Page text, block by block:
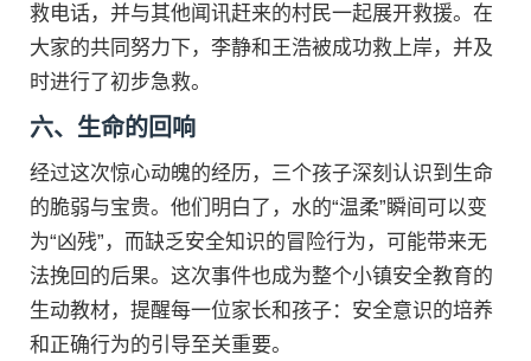
救电话，并与其他闻讯赶来的村民一起展开救援。在
大家的共同努力下，李静和王浩被成功救上岸，并及
时进行了初步急救。
六、生命的回响
经过这次惊心动魄的经历，三个孩子深刻认识到生命
的脆弱与宝贵。他们明白了，水的“温柔”瞬间可以变
为“凶残”，而缺乏安全知识的冒险行为，可能带来无
法挽回的后果。这次事件也成为整个小镇安全教育的
生动教材，提醒每一位家长和孩子：安全意识的培养
和正确行为的引导至关重要。